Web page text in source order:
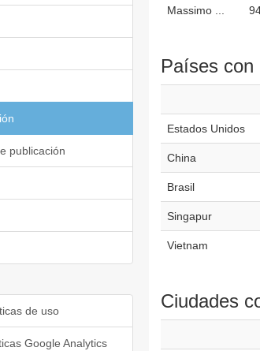
publicación
de uso
Google Analytics
Massimo ...
Países con
Estados Unidos
China
Brasil
Singapur
Vietnam
Ciudades